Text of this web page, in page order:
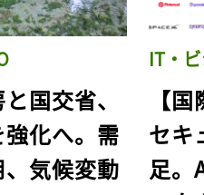
国交省、
化へ。需
気候変動
IT・
【
セキ
足。